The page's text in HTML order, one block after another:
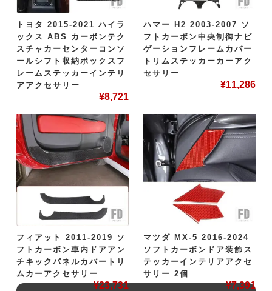
トヨタ 2015-2021 ハイラ
ックス ABS カーボンテク
スチャカーセンターコンソ
ールシフト収納ボックスフ
レームステッカーインテリ
アアクセサリー
¥8,721
ハマー H2 2003-2007 ソ
フトカーボン中央制御ナビ
ゲーションフレームカバー
トリムステッカーカーアク
セサリー
¥11,286
フィアット 2011-2019 ソ
フトカーボン車内ドアアン
チキックパネルカバートリ
ムカーアクセサリー
¥23,731
マツダ MX-5 2016-2024
ソフトカーボンドア装飾ス
テッカーインテリアアクセ
サリー 2個
¥7,391